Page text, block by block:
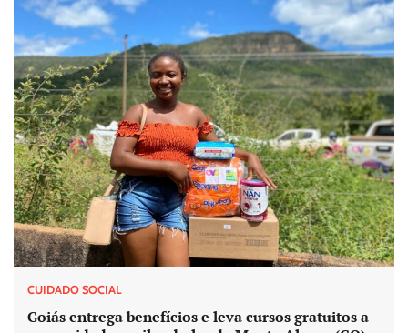
CUIDADO SOCIAL
Goiás entrega benefícios e leva cursos gratuitos a